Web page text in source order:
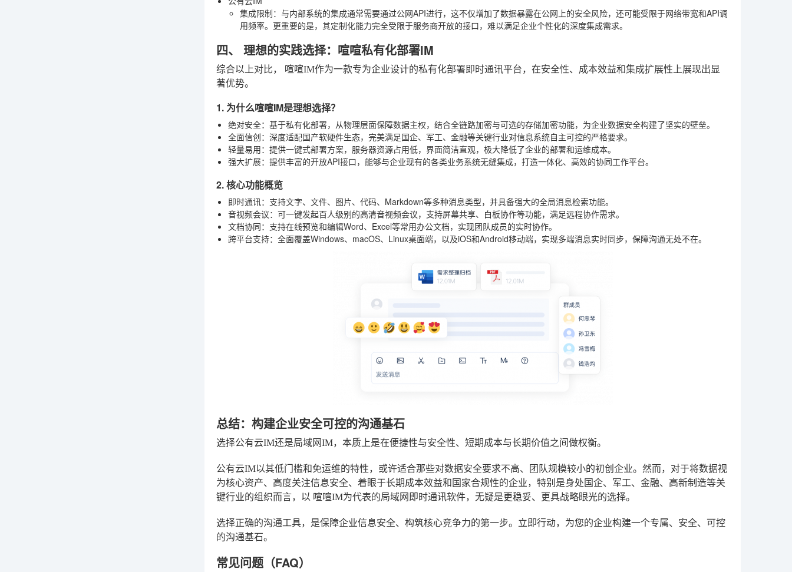
集成限制：与内部系统的集成通常需要通过公网API进行，这不仅增加了数据暴露在公网上的安全风险，还可能受限于网络带宽和API调
用频率。更重要的是，其定制化能力完全受限于服务商开放的接口，难以满足企业个性化的深度集成需求。
四、 理想的实践选择：喧喧私有化部署IM
综合以上对比， 喧喧IM作为一款专为企业设计的私有化部署即时通讯平台，在安全性、成本效益和集成扩展性上展现出显
著优势。
1. 为什么喧喧IM是理想选择？
绝对安全：基于私有化部署，从物理层面保障数据主权，结合全链路加密与可选的存储加密功能，为企业数据安全构建了坚实的壁垒。
全面信创：深度适配国产软硬件生态，完美满足国企、军工、金融等关键行业对信息系统自主可控的严格要求。
轻量易用：提供一键式部署方案，服务器资源占用低，界面简洁直观，极大降低了企业的部署和运维成本。
强大扩展：提供丰富的开放API接口，能够与企业现有的各类业务系统无缝集成，打造一体化、高效的协同工作平台。
2. 核心功能概览
即时通讯：支持文字、文件、图片、代码、Markdown等多种消息类型，并具备强大的全局消息检索功能。
音视频会议：可一键发起百人级别的高清音视频会议，支持屏幕共享、白板协作等功能，满足远程协作需求。
文档协同：支持在线预览和编辑Word、Excel等常用办公文档，实现团队成员的实时协作。
跨平台支持：全面覆盖Windows、macOS、Linux桌面端，以及iOS和Android移动端，实现多端消息实时同步，保障沟通无处不在。
总结：构建企业安全可控的沟通基石
选择公有云IM还是局域网IM，本质上是在便捷性与安全性、短期成本与长期价值之间做权衡。
公有云IM以其低门槛和免运维的特性，或许适合那些对数据安全要求不高、团队规模较小的初创企业。然而，对于将数据视
为核心资产、高度关注信息安全、着眼于长期成本效益和国家合规性的企业，特别是身处国企、军工、金融、高新制造等关
键行业的组织而言，以 喧喧IM为代表的局域网即时通讯软件，无疑是更稳妥、更具战略眼光的选择。
选择正确的沟通工具，是保障企业信息安全、构筑核心竞争力的第一步。立即行动，为您的企业构建一个专属、安全、可控
的沟通基石。
常见问题（FAQ）